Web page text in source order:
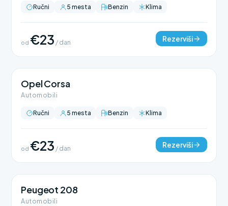
Ručni 5 mesta Benzin Klima
od €23 / dan Rezerviši
Opel Corsa
Automobili
Ručni 5 mesta Benzin Klima
od €23 / dan Rezerviši
Peugeot 208
Automobili